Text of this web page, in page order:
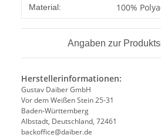
Produkteigenschaft
Wert
Material: 100%
Angaben zur
Herstellerinformationen:
Gustav Daiber GmbH
Vor dem Weißen Stein 25-31
Baden-Württemberg
Albstadt, Deutschland, 72461
backoffice@daiber.de